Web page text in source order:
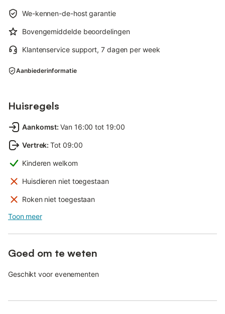
We-kennen-de-host garantie
Bovengemiddelde beoordelingen
Klantenservice support, 7 dagen per week
Aanbiederinformatie
Huisregels
Aankomst: Van 16:00 tot 19:00
Vertrek: Tot 09:00
Kinderen welkom
Huisdieren niet toegestaan
Roken niet toegestaan
Toon meer
Goed om te weten
Geschikt voor evenementen